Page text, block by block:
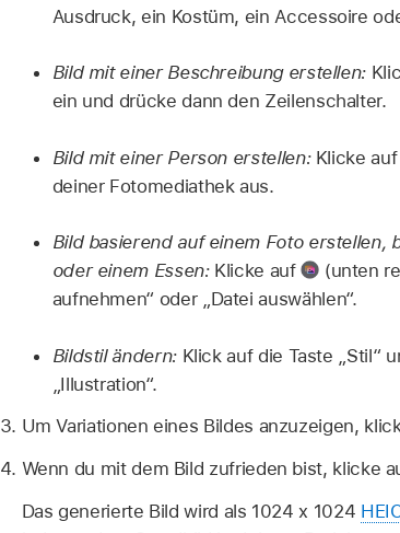
Ausdruck, ein Kostüm, ein Accessoire
Bild mit einer Beschreibung erstellen:
ein und drücke dann den Zeilenschalter.
Bild mit einer Person erstellen:Klicke auf
deiner Fotomediathek aus.
Bild basierend auf einem Foto erstellen,
oder einem Essen:Klicke auf
(unten
aufnehmen“ oder „Datei auswählen“.
Bildstil ändern:Klick auf die Taste „Stil“
„Illustration“.
Um Variationen eines Bildes anzuzeigen,
Wenn du mit dem Bild zufrieden bist, klicke
Das generierte Bild wird als 1024 x 1024